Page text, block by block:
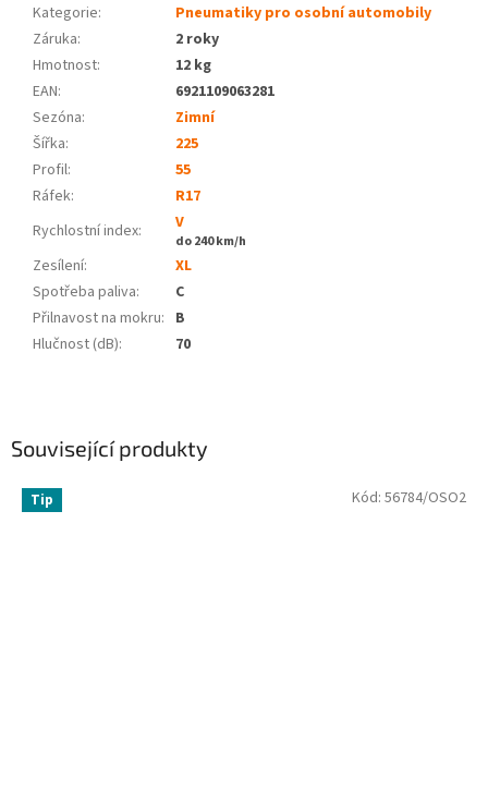
Související produkty
Tip Kód: 56784/OSO2
Kategorie:
Pneumatiky pro osobní automobily
Záruka:
2 roky
Hmotnost:
12 kg
EAN:
6921109063281
Sezóna:
Zimní
Šířka:
225
Profil:
55
Ráfek:
R17
Rychlostní index:
V
do 240 km/h
Zesílení:
XL
Spotřeba paliva:
C
Přilnavost na mokru: B
Hlučnost (dB): 70